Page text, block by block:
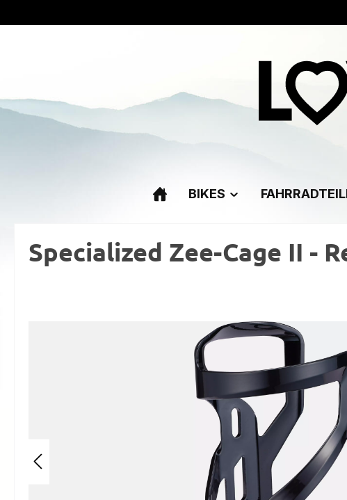
BIKES
Specialized Zee-Cage II -